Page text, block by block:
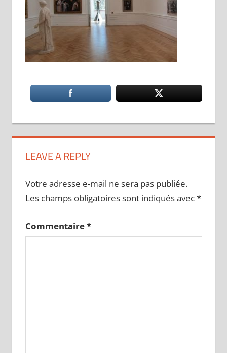
LEAVE A REPLY
Votre adresse e-mail ne sera pas publiée.
Les champs obligatoires sont indiqués avec*
Commentaire*